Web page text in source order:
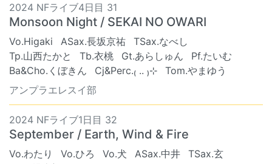
2024 NFライブ4日目 31
Monsoon Night / SEKAI NO OWARI
Vo.Higaki ASax.長坂京祐
TSax.なべし
Tp.山西たかと
Tb.衣桃 Gt.あらしゅん
Pf.たいむ
Ba&Cho.くぼきん
Cj&Perc.₍ .. ₎⊹
Tom.やまゆう
アンプラエレスイ部
2024 NFライブ1日目 32
September / Earth, Wind & Fire
Vo.わたり Vo.ひろ Vo.犬 ASax.中井
TSax.玄